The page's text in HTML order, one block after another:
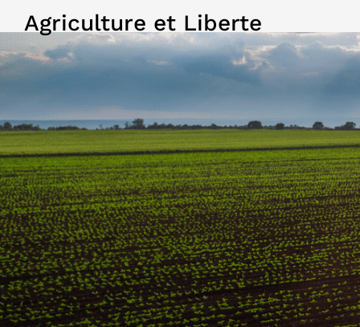
Agriculture et Liberte